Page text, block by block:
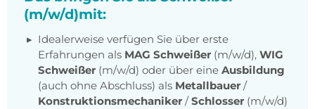
(m/w/d)mit:
Idealerweise verfügen Sie über erste
Erfahrungen als MAG Schweißer (m/w/d), WIG
Schweißer (m/w/d) oder über eine Ausbildung
(auch ohne Abschluss) als Metallbauer /
Konstruktionsmechaniker /Schlosser (m/w/d)